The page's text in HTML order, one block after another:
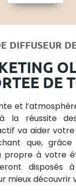
DIFFUSEUR
DE
et
la réussite
va aider
que, grâce
propre à votre
disposés
mieux découvrir